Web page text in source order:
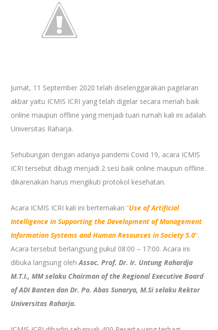
Jumat, 11 September 2020 telah diselenggarakan pagelaran
akbar yaitu ICMIS ICRI yang telah digelar secara meriah baik
online maupun offline yang menjadi tuan rumah kali ini adalah
Universitas Raharja.
Sehubungan dengan adanya pandemi Covid 19, acara ICMIS
ICRI tersebut dibagi menjadi 2 sesi baik online maupun offline.
dikarenakan harus mengikuti protokol kesehatan.
Acara ICMIS ICRI kali ini bertemakan “Use of Artificial
Intelligence in Supporting the Development of Management
Information Systems and Human Resources in Society 5.0“.
Acara tersebut berlangsung pukul 08:00 – 17:00. Acara ini
dibuka langsung olehAssoc. Prof. Dr. Ir. Untung Rahardja
M.T.I., MM selaku Chairman of the Regional Executive Board
of ADI Banten dan Dr. Po. Abas Sunarya, M.Si selaku Rektor
Universitas Raharja.